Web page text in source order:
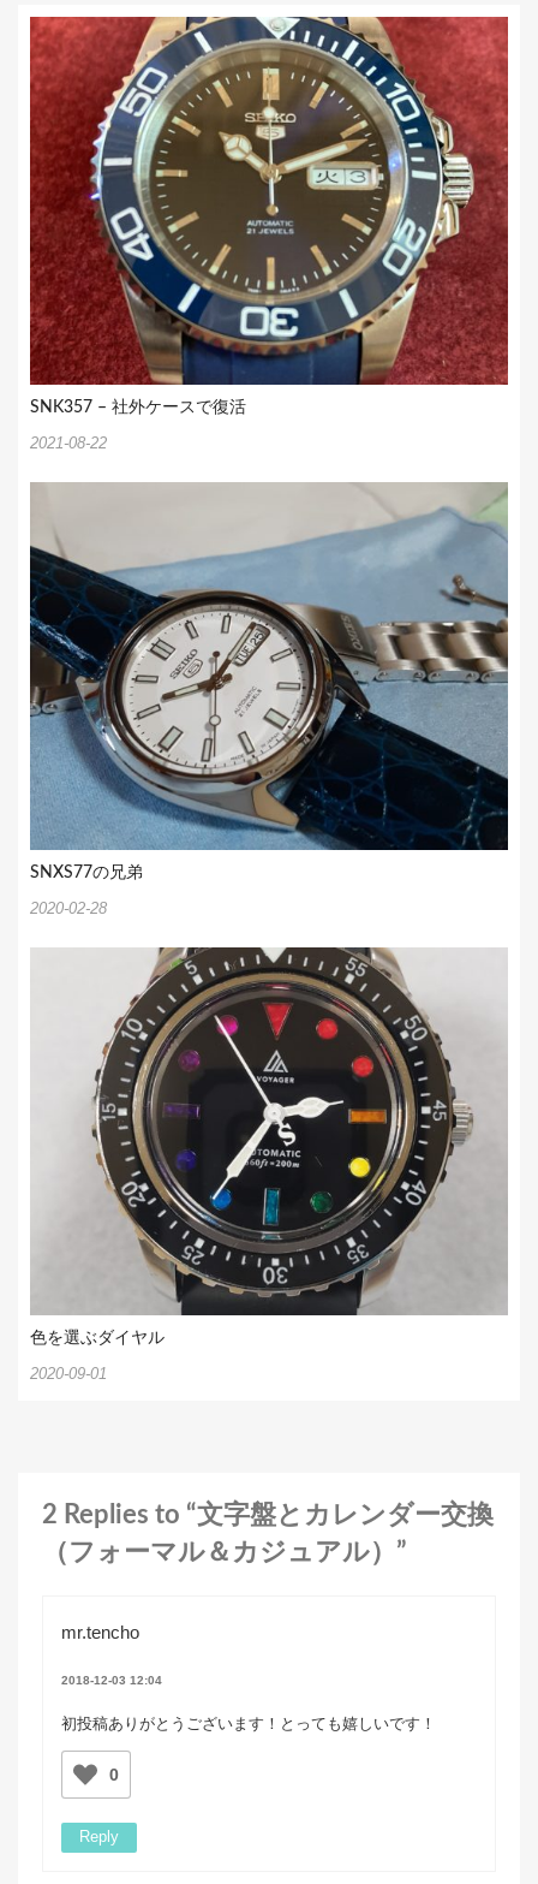
ン
SNK357 – 社外ケースで復活
2021-08-22
SNXS77の兄弟
2020-02-28
色を選ぶダイヤル
2020-09-01
2 Replies to “文字盤とカレンダー交換
（フォーマル＆カジュアル）”
mr.tencho
2018-12-03 12:04
初投稿ありがとうございます！とっても嬉しいです！
0
Reply